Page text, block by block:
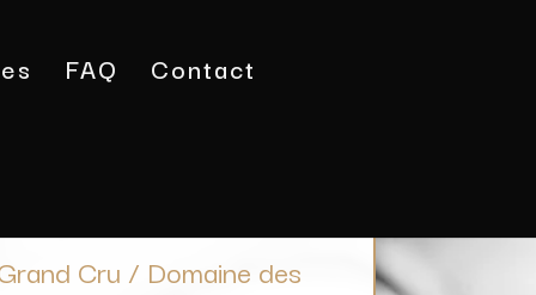
FAQ
Contact
Cru / Domaine des